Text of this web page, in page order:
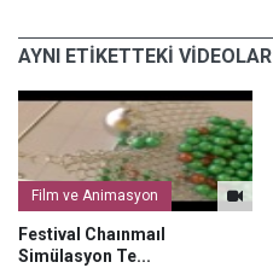
AYNI ETİKETTEKİ VİDEOLAR
Film ve Animasyon
Festival Chaınmaıl
Simülasyon Te...